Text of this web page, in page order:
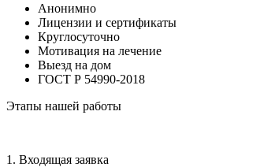
Анонимно
Лицензии и сертификаты
Круглосуточно
Мотивация на лечение
Выезд на дом
ГОСТ Р 54990-2018
Этапы нашей работы
1. Входящая заявка